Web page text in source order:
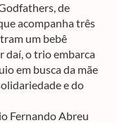
de
acompanha três
um bebê
daí, o trio embarca
em busca da mãe
e do
Fernando Abreu